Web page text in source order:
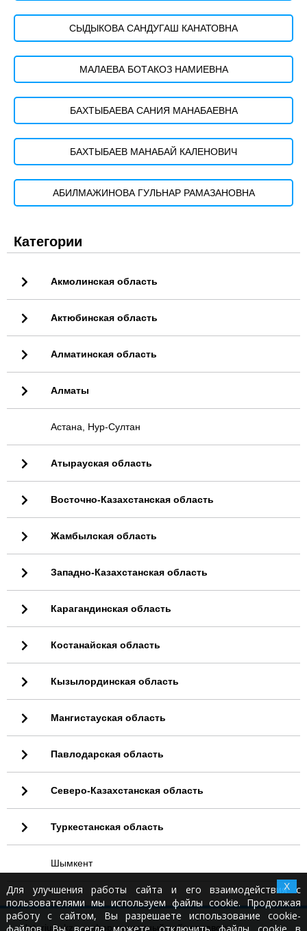
СЫДЫКОВА САНДУГАШ КАНАТОВНА
МАЛАЕВА БОТАКОЗ НАМИЕВНА
БАХТЫБАЕВА САНИЯ МАНАБАЕВНА
БАХТЫБАЕВ МАНАБАЙ КАЛЕНОВИЧ
АБИЛМАЖИНОВА ГУЛЬНАР РАМАЗАНОВНА
Категории
Акмолинская область
Актюбинская область
Алматинская область
Алматы
Астана, Нур-Султан
Атырауская область
Восточно-Казахстанская область
Жамбылская область
Западно-Казахстанская область
Карагандинская область
Костанайская область
Кызылординская область
Мангистауская область
Павлодарская область
Северо-Казахстанская область
Туркестанская область
Шымкент
Notariusy.kz - информационный сайт справочник
Для улучшения работы сайта и его взаимодействия с
пользователями мы используем файлы cookie. Продолжая
работу с сайтом, Вы разрешаете использование cookie-
X